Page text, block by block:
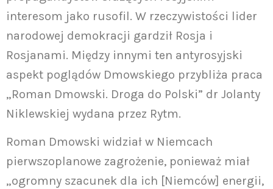
interesom jako rusofil. W rzeczywistości lider
narodowej demokracji gardził Rosja i
Rosjanami. Między innymi ten antyrosyjski
aspekt poglądów Dmowskiego przybliża praca
„Roman Dmowski. Droga do Polski” dr Jolanty
Niklewskiej wydana przez Rytm.
Roman Dmowski widział w Niemcach
pierwszoplanowe zagrożenie, ponieważ miał
„ogromny szacunek dla ich [Niemców] energii,